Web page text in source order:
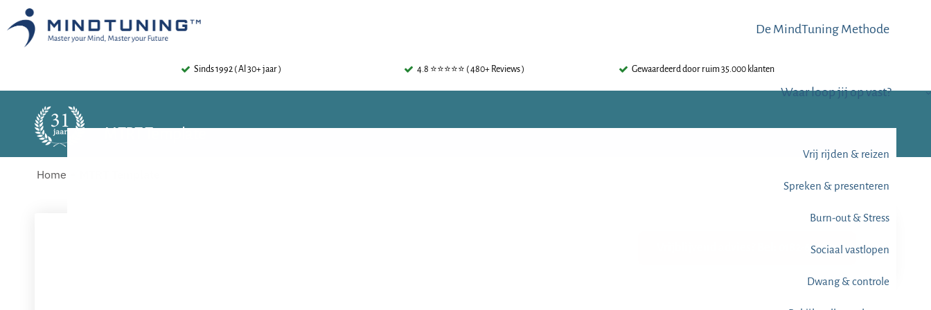
De MindTuning Methode
Waar loop jij op vast?
Vrij rijden & reizen
Spreken & presenteren
Burn-out & Stress
Sociaal vastlopen
Dwang & controle
Sinds 1992 ( Al 30+ jaar ) 4.8 ⭐⭐⭐⭐⭐ ( 480+ Reviews ) Gewaardeerd door ruim 35.000 klanten
MTRT Template
Home
Vrijblijvend advies? Bel: 0182-612345